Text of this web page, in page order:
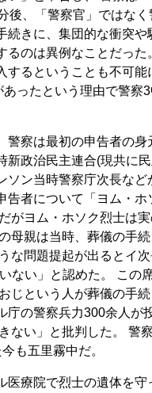
後、「警察官」ではな
続きに、集団的な衝突
るのは異例なことだっ
するということも不可
あったという理由で警察
警察は最初の申告者の
新政治民主連合(現共に
ソン当時警察庁次長な
告者について「ヨム・
がヨム・ホソク烈士は
母親は当時、葬儀の手
な問題提起が出るとイ
ない」と認めた。 この
じという人が葬儀の手
庁の警察兵力300余人が
ない」と批判した。 警
も五里霧中だ。
医療院で烈士の遺体を